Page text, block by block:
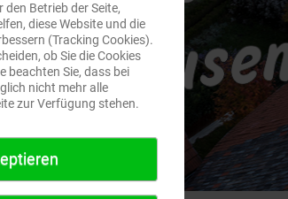
den Betrieb der Seite,
diese Website und die
(Tracking Cookies).
ob Sie die Cookies
beachten Sie, dass bei
nicht mehr alle
zur Verfügung stehen.